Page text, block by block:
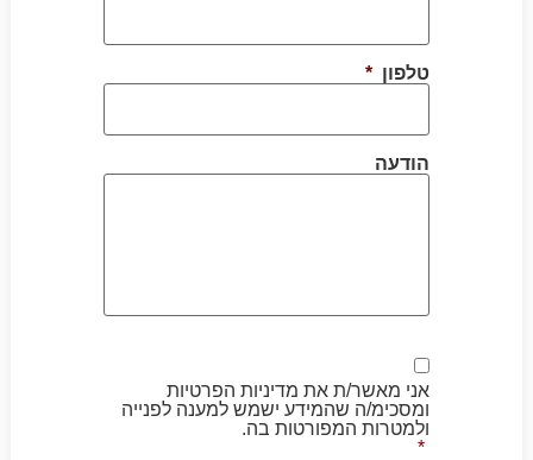
טלפון *
הודעה
אני מאשר/ת את מדיניות הפרטיות
ומסכימ/ה שהמידע ישמש למענה לפנייה
ולמטרות המפורטות בה.
*